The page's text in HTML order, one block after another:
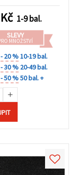
Kč 1-9 bal.
SLEVY
MNOŽSTVÍ
- 20 %10-19 bal.
- 30 % 20-49 bal.
- 50 %50 bal. +